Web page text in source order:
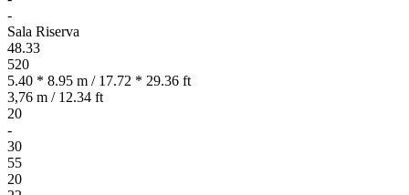
-
Sala Riserva
48.33
520
5.40 * 8.95 m / 17.72 * 29.36 ft
3,76 m / 12.34 ft
20
-
30
55
20